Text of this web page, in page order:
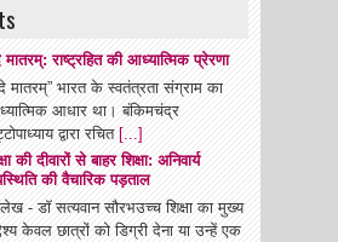
मातरम्: राष्ट्रहित की आध्यात्मिक प्रेरणा
मातरम्” भारत के स्वतंत्रता संग्राम का
आधार था। बंकिमचंद्र
द्वारा रचित [...]
की दीवारों से बाहर शिक्षा: अनिवार्य
की वैचारिक पड़ताल
- डॉ सत्यवान सौरभउच्च शिक्षा का मुख्य
केवल छात्रों को डिग्री देना या उन्हें एक